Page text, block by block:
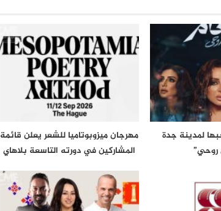
لمدينة جدة
مهرجان ميزوبوتاميا للشعر يعلن قائمة
المشاركين في دورته التاسعة بلاهاي